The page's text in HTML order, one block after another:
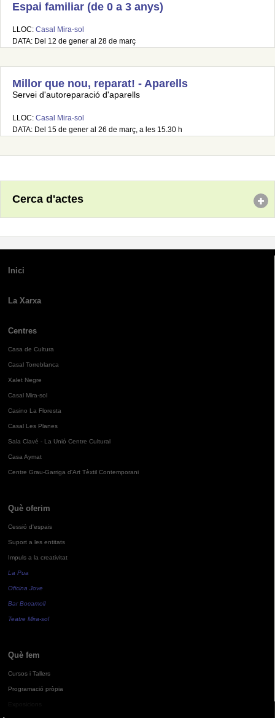
Espai familiar (de 0 a 3 anys)
LLOC: Casal Mira-sol
DATA: Del 12 de gener al 28 de març
Millor que nou, reparat! - Aparells
Servei d'autoreparació d'aparells
LLOC: Casal Mira-sol
DATA: Del 15 de gener al 26 de març, a les 15.30 h
Cerca d'actes
Inici
La Xarxa
Centres
Casa de Cultura
Casal Torreblanca
Xalet Negre
Casal Mira-sol
Casino La Floresta
Casal Les Planes
Sala Clavé - La Unió Centre Cultural
Casa Aymat
Centre Grau-Garriga d'Art Tèxtil Contemporani
Què oferim
Cessió d'espais
Suport a les entitats
Impuls a la creativitat
La Pua
Oficina Jove
Bar Bocamoll
Teatre Mira-sol
Què fem
Cursos i Tallers
Programació pròpia